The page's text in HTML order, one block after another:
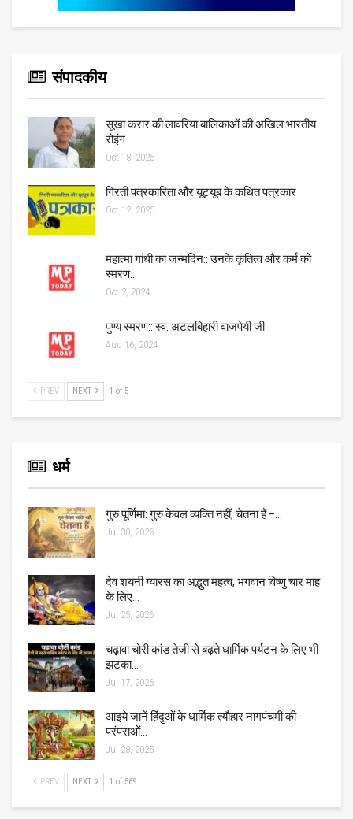
संपादकीय
सूखा करार की लावरिया बालिकाओं की अखिल भारतीय
रोइंग…
Oct 18, 2025
गिरती पत्रकारिता और यूट्यूब के कथित पत्रकार
Oct 12, 2025
महात्मा गांधी का जन्मदिन:: उनके कृतित्व और कर्म को
स्मरण…
Oct 2, 2024
पुण्य स्मरण:: स्व. अटलबिहारी वाजपेयी जी
Aug 16, 2024
PREV NEXT 1 of 5
धर्म
गुरु पूर्णिमा: गुरु केवल व्यक्ति नहीं, चेतना हैं –…
Jul 30, 2026
देव शयनी ग्यारस का अद्भुत महत्व, भगवान विष्णु चार माह
के लिए…
Jul 25, 2026
चढ़ावा चोरी कांड तेजी से बढ़ते धार्मिक पर्यटन के लिए भी
झटका…
Jul 17, 2026
आइये जानें हिंदुओं के धार्मिक त्यौहार नागपंचमी की
परंपराओं…
Jul 28, 2025
PREV NEXT 1 of 569